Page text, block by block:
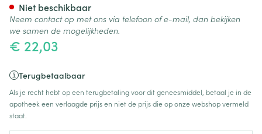
€ 22,03
Terugbetaalbaar
Als je recht hebt op een terugbetaling voor dit geneesmiddel, betaal je in de
apotheek een verlaagde prijs en niet de prijs die op onze webshop vermeld
staat.
Niet beschikbaar
Neem contact op met ons via telefoon of e-mail, dan bekijken
we samen de mogelijkheden.